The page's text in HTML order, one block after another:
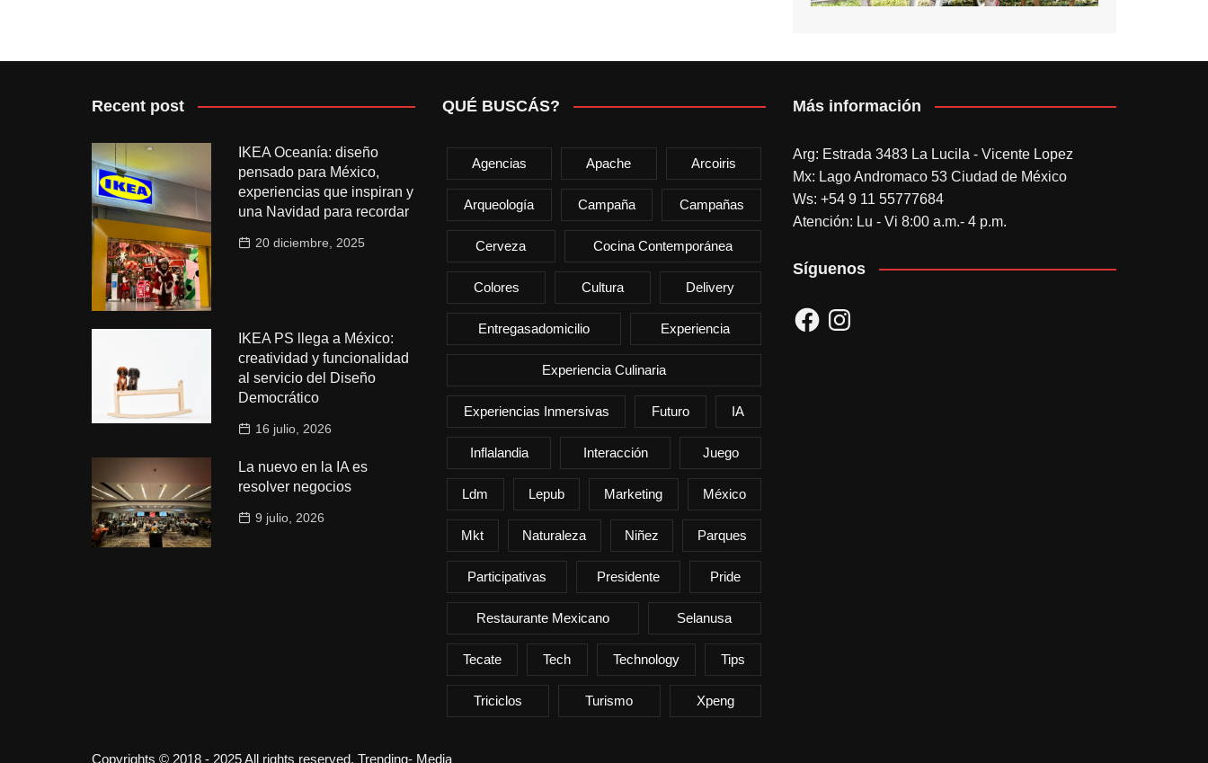
Recent post
IKEA Oceanía: diseño
pensado para México,
experiencias que inspiran y
una Navidad para recordar
20 diciembre, 2025
IKEA PS llega a México:
creatividad y funcionalidad
al servicio del Diseño
Democrático
16 julio, 2026
La nuevo en la IA es
resolver negocios
9 julio, 2026
QUÉ BUSCÁS?
Agencias Apache Arcoiris
Arqueología Campaña Campañas
Cerveza Cocina Contemporánea
Colores Cultura Delivery
Entregasadomicilio Experiencia
Experiencia Culinaria
Experiencias Inmersivas Futuro IA
Inflalandia Interacción Juego
Ldm Lepub Marketing México
Mkt Naturaleza Niñez Parques
Participativas Presidente Pride
Restaurante Mexicano Selanusa
Tecate Tech Technology Tips
Triciclos Turismo Xpeng
Más información
Arg: Estrada 3483 La Lucila - Vicente Lopez
Mx: Lago Andromaco 53 Ciudad de México
Ws: +54 9 11 55777684
Atención: Lu - Vi 8:00 a.m.- 4 p.m.
Síguenos
FacebookInstagram
Copyrights © 2018 - 2025 All rights reserved. Trending- Media